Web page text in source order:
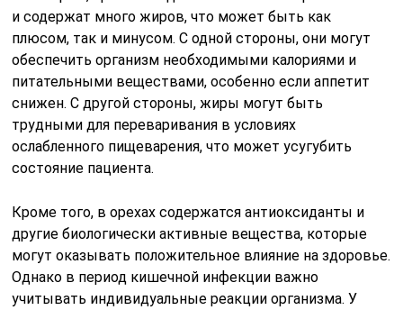
и содержат много жиров, что может быть как
плюсом, так и минусом. С одной стороны, они могут
обеспечить организм необходимыми калориями и
питательными веществами, особенно если аппетит
снижен. С другой стороны, жиры могут быть
трудными для переваривания в условиях
ослабленного пищеварения, что может усугубить
состояние пациента.
Кроме того, в орехах содержатся антиоксиданты и
другие биологически активные вещества, которые
могут оказывать положительное влияние на здоровье.
Однако в период кишечной инфекции важно
учитывать индивидуальные реакции организма. У